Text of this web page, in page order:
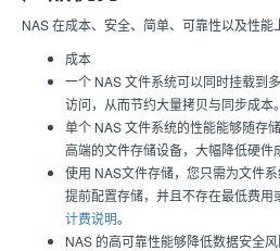
NAS 在成本、安全、简单、可靠性以及性能
成本
一个 NAS 文件系统可以同时挂载到
访问，从而节约大量拷贝与同步成本。
单个 NAS 文件系统的性能能够随存
高端的文件存储设备，大幅降低硬件
使用 NAS文件存储，您只需为文件
提前配置存储，并且不存在最低费
计费说明。
NAS 的高可靠性能够降低数据安全